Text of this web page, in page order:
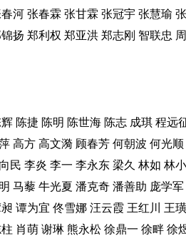
河 张春霖 张甘霖 张冠宇 张慧瑜
扬 郑利权 郑亚洪 郑志刚 智联忠
陈捷 陈明 陈世海 陈志 成琪 程远
高方 高文漪 顾春芳 何朝波 何光顺
民 李炎 李一 李永东 梁久 林如 林
马藜 牛光夏 潘克奇 潘善助 庞学军
谭为宜 佟雪娜 汪云霞 王红川 王
肖萌 谢琳 熊永松 徐鼎一 徐畔 徐